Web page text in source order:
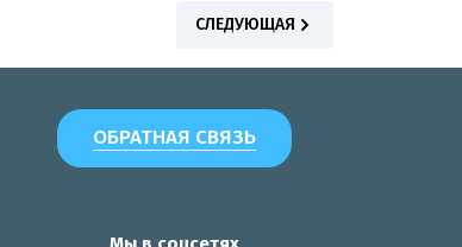
СЛЕДУЮЩАЯ
ОБРАТНАЯ СВЯЗЬ